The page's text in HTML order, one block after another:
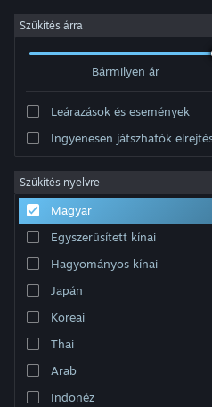
Bejelentkezés
Névjegy
Támogatás
Nyelvváltás
A Steam mobilalkalmazás
Asztali weboldalra váltás
Szűkítés árra
Bármilyen ár
Leárazások és események
Ingyenesen játszhatók
Szűkítés nyelvre
Magyar
Egyszerűsített kínai
Hagyományos kínai
Japán
Koreai
Thai
Arab
Indonéz
Fejlesztő: Ghost Gaming
Rendezés Relevancia
0 eredmény felel meg a keresésednek.
beállításaid alapján.